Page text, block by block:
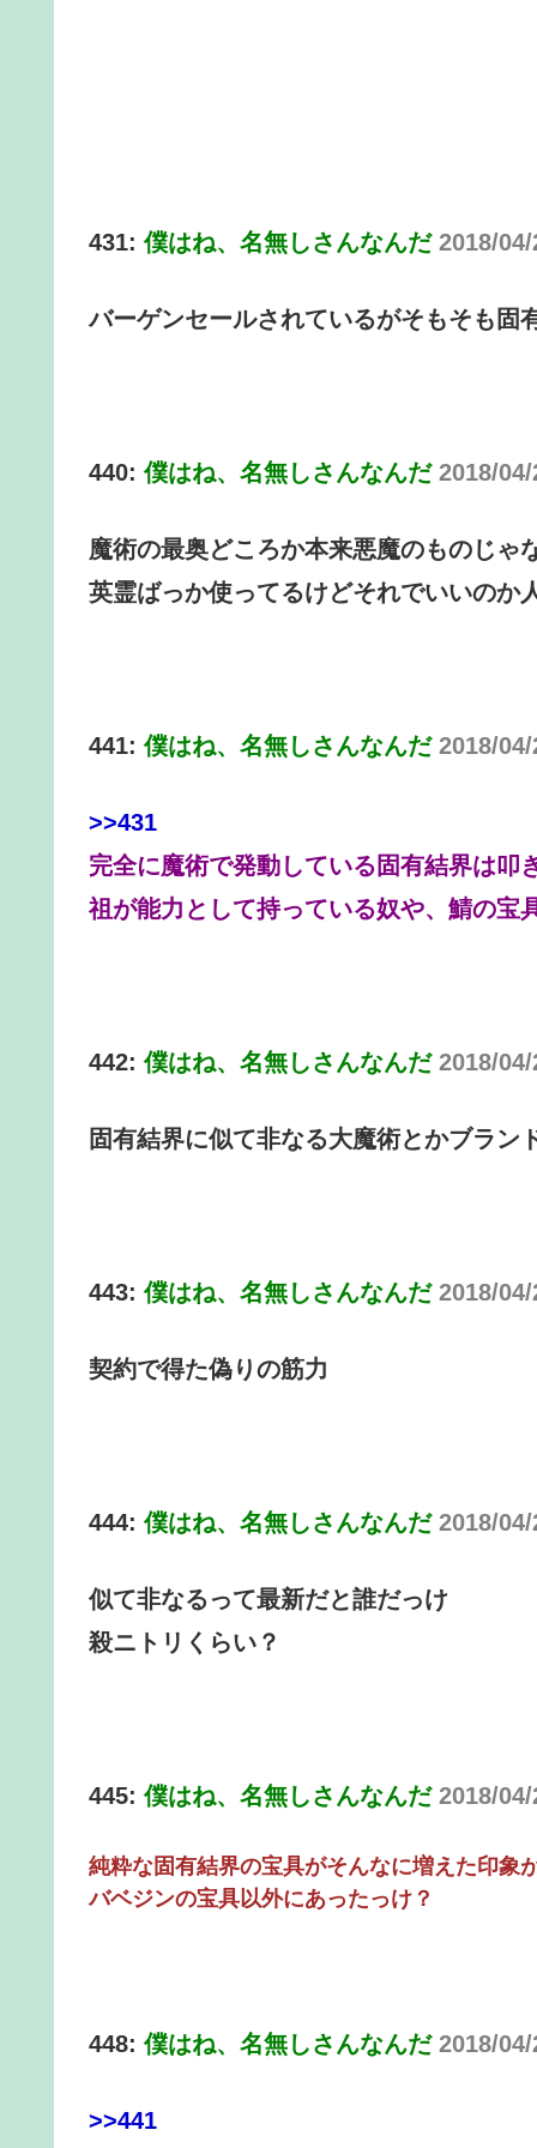
431:僕はね、名無しさんなんだ 2018/
バーゲンセールされているがそもそも固
440:僕はね、名無しさんなんだ 2018/
魔術の最奥どころか本来悪魔のものじゃ
英霊ばっか使ってるけどそれでいいのか
441:僕はね、名無しさんなんだ 2018/
>>431
完全に魔術で発動している固有結界は叩
祖が能力として持っている奴や、鯖の宝
442:僕はね、名無しさんなんだ 2018/
固有結界に似て非なる大魔術とかブラ
443:僕はね、名無しさんなんだ 2018/
契約で得た偽りの筋力
444:僕はね、名無しさんなんだ 2018/
似て非なるって最新だと誰だっけ
殺ニトリくらい？
445:僕はね、名無しさんなんだ 2018/
純粋な固有結界の宝具がそんなに増えた印象
バベジンの宝具以外にあったっけ？
448:僕はね、名無しさんなんだ 2018/
>>441